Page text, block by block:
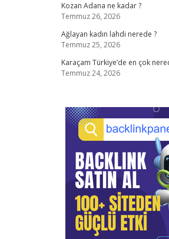
Kozan Adana ne kadar ?
Temmuz 26, 2026
Ağlayan kadın lahdi nerede ?
Temmuz 25, 2026
Karaçam Türkiye’de en çok
Temmuz 24, 2026